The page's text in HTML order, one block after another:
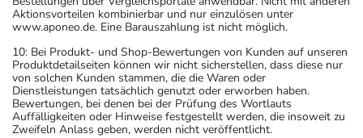
Aktionsvorteilen kombinierbar und nur einzulösen unter
www.aponeo.de. Eine Barauszahlung ist nicht möglich.
10: Bei Produkt- und Shop-Bewertungen von Kunden auf unseren
Produktdetailseiten können wir nicht sicherstellen, dass diese nur
von solchen Kunden stammen, die die Waren oder
Dienstleistungen tatsächlich genutzt oder erworben haben.
Bewertungen, bei denen bei der Prüfung des Wortlauts
Auffälligkeiten oder Hinweise festgestellt werden, die insoweit zu
Zweifeln Anlass geben, werden nicht veröffentlicht.